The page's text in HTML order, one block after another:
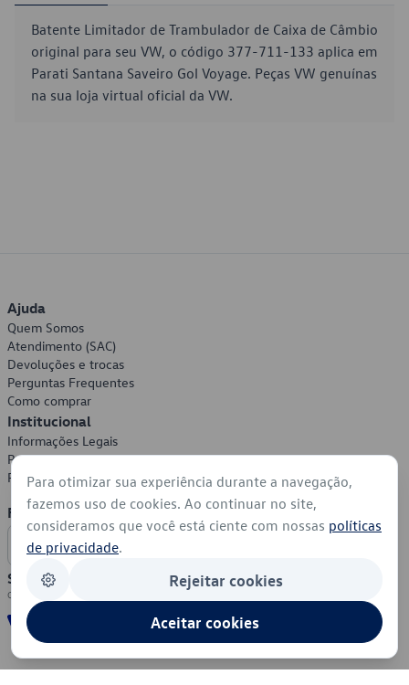
Batente Limitador de Trambulador de Caixa de Câmbio
original para seu VW, o código 377-711-133 aplica em
Parati Santana Saveiro Gol Voyage. Peças VW genuínas
na sua loja virtual oficial da VW.
Ajuda
Quem Somos
Atendimento (SAC)
Devoluções e trocas
Perguntas Frequentes
Como comprar
Institucional
Informações Legais
Política de Privacidade
Política de Cookies
Formas de Pagamento
Segurança
Para otimizar sua experiência durante a navegação,
fazemos uso de cookies. Ao continuar no site,
consideramos que você está ciente com nossas políticas
de privacidade.
Rejeitar cookies
Aceitar cookies